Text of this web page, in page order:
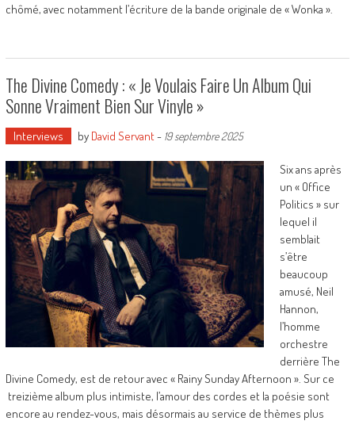
chômé, avec notamment l’écriture de la bande originale de « Wonka ».
The Divine Comedy : « Je Voulais Faire Un Album Qui
Sonne Vraiment Bien Sur Vinyle »
Interviews by David Servant- 19 septembre 2025
Six ans après
un « Office
Politics » sur
lequel il
semblait
s’être
beaucoup
amusé, Neil
Hannon,
l’homme
orchestre
derrière The
Divine Comedy, est de retour avec « Rainy Sunday Afternoon ». Sur ce
treizième album plus intimiste, l’amour des cordes et la poésie sont
encore au rendez-vous, mais désormais au service de thèmes plus